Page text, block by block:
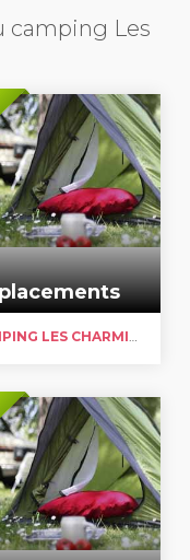
camping Les
CAMPING LES CHARMILLES